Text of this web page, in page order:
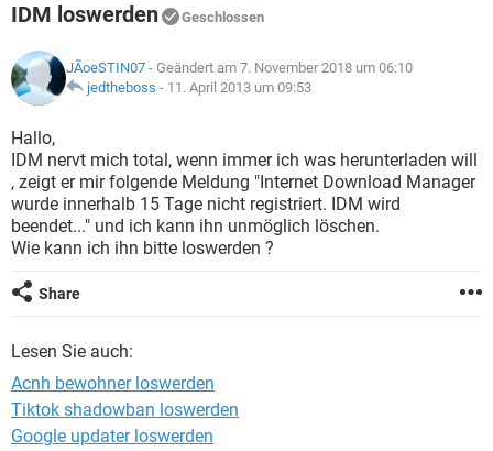
WHATSAPP TIKTOK
FACEBOOK
WHATSAPP TIKTOK
FACEBOOK
SPIELE STREAMING
ANDROID
WINDOWS 10 INSTAGRAM
WHATSAPP
FACEBOOK HARDWARE
SPIELE STREAMING
ANDROID
WINDOWS 10
WHATSAPP TIKTOK
FACEBOOK HARDWARE
LEXIKON
SPIELE
ANDROID IOS
WINDOWS 10 INSTAGRAM
WHATSAPP TIKTOK
FACEBOOK
IDM loswerden Geschlossen
JÃoeSTIN07 - Geändert am 7. November 2018 um 06:10
jedtheboss - 11. April 2013 um 09:53
Hallo,
IDM nervt mich total, wenn immer ich was herunterladen will
, zeigt er mir folgende Meldung "Internet Download Manager
wurde innerhalb 15 Tage nicht registriert. IDM wird
beendet..." und ich kann ihn unmöglich löschen.
Wie kann ich ihn bitte loswerden ?
Share
Lesen Sie auch:
Acnh bewohner loswerden
Tiktok shadowban loswerden
Google updater loswerden